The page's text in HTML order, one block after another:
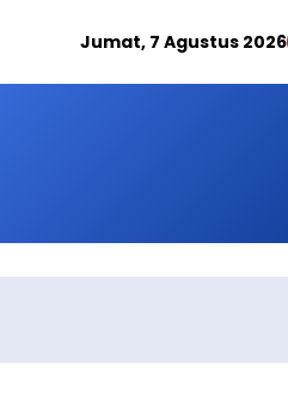
Jumat, 7 Agustus 2026